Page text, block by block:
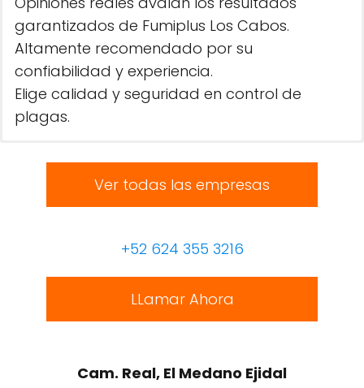
garantizados de Fumiplus Los Cabos.
Altamente recomendado por su
confiabilidad y experiencia.
Elige calidad y seguridad en control de
plagas.
Ver todas las empresas
+52 624 355 3216
LLamar Ahora
Cam. Real, El Medano Ejidal